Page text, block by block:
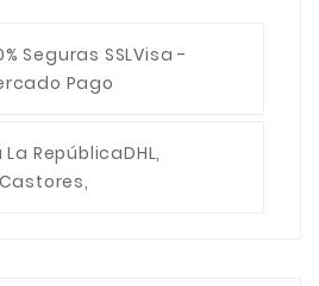
Seguras SSLVisa -
Pago
La RepúblicaDHL,